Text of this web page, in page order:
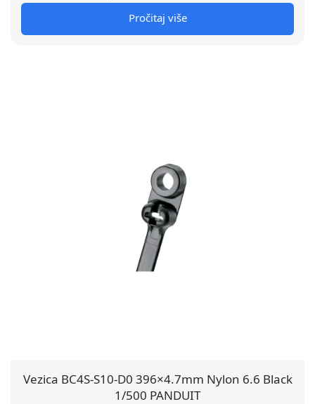
Pročitaj više
Vezica BC4S-S10-D0 396×4.7mm Nylon 6.6 Black
1/500 PANDUIT